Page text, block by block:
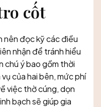
cốt
nên đọc kỹ các điều
nhận để tránh hiểu
chú ý bao gồm thời
của hai bên, mức phí
việc thờ cúng, dọn
bạch sẽ giúp gia